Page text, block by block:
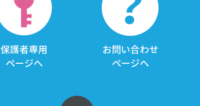
保護者専用
ページへ
お問い合わせ
ページへ